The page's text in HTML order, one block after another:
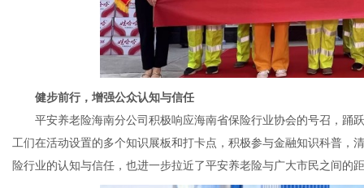
健步前行，增强公众认知与信任
平安养老险海南分公司积极响应海南省保险行业协会的号召，踊
工们在活动设置的多个知识展板和打卡点，积极参与金融知识科普，
险行业的认知与信任，也进一步拉近了平安养老险与广大市民之间的